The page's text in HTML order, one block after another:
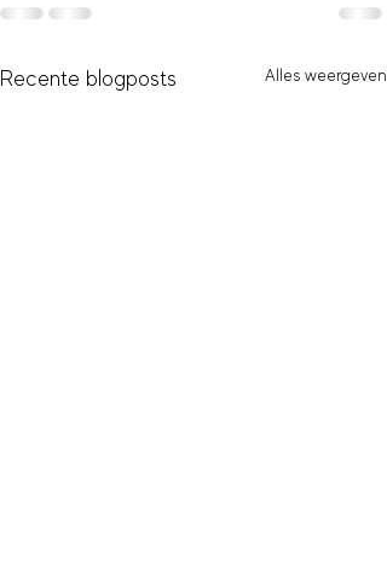
Recente blogposts Alles weergeven